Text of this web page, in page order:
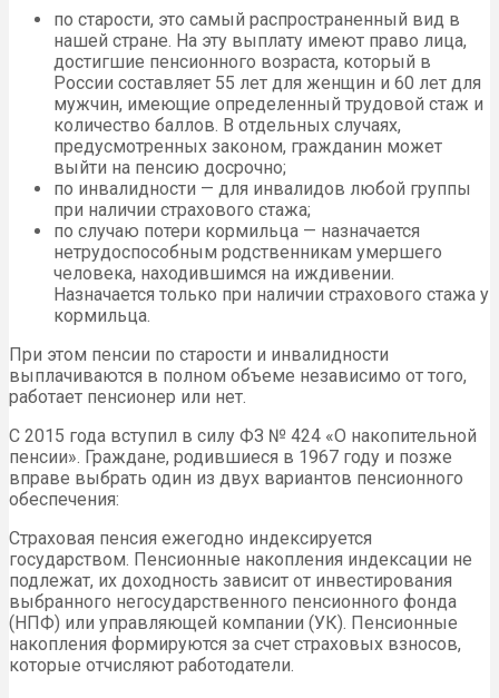
по старости, это самый распространенный вид в
нашей стране. На эту выплату имеют право лица,
достигшие пенсионного возраста, который в
России составляет 55 лет для женщин и 60 лет для
мужчин, имеющие определенный трудовой стаж и
количество баллов. В отдельных случаях,
предусмотренных законом, гражданин может
выйти на пенсию досрочно;
по инвалидности — для инвалидов любой группы
при наличии страхового стажа;
по случаю потери кормильца — назначается
нетрудоспособным родственникам умершего
человека, находившимся на иждивении.
Назначается только при наличии страхового стажа у
кормильца.
При этом пенсии по старости и инвалидности
выплачиваются в полном объеме независимо от того,
работает пенсионер или нет.
С 2015 года вступил в силу ФЗ № 424 «О накопительной
пенсии». Граждане, родившиеся в 1967 году и позже
вправе выбрать один из двух вариантов пенсионного
обеспечения:
Страховая пенсия ежегодно индексируется
государством. Пенсионные накопления индексации не
подлежат, их доходность зависит от инвестирования
выбранного негосударственного пенсионного фонда
(НПФ) или управляющей компании (УК). Пенсионные
накопления формируются за счет страховых взносов,
которые отчисляют работодатели.